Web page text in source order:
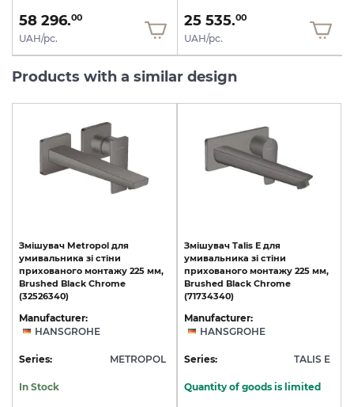
58 296.00
UAH/pc.
25 535.00
UAH/pc.
Products with a similar design
Змішувач Metropol для
умивальника зі стіни
прихованого монтажу 225 мм,
Brushed Black Chrome
(32526340)
Manufacturer:
HANSGROHE
Series: METROPOL
In Stock
Змішувач Talis E для
умивальника зі стіни
прихованого монтажу 225 мм,
Brushed Black Chrome
(71734340)
Manufacturer:
HANSGROHE
Series: TALIS E
Quantity of goods is limited